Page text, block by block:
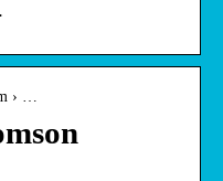
› …